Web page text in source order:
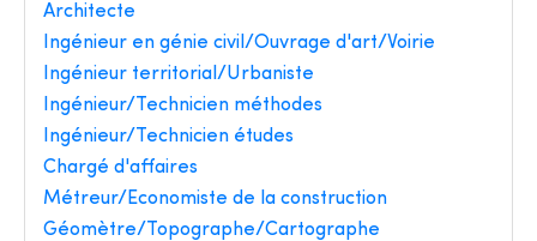
Architecte
Ingénieur en génie civil/Ouvrage d'art/Voirie
Ingénieur territorial/Urbaniste
Ingénieur/Technicien méthodes
Ingénieur/Technicien études
Chargé d'affaires
Métreur/Economiste de la construction
Géomètre/Topographe/Cartographe